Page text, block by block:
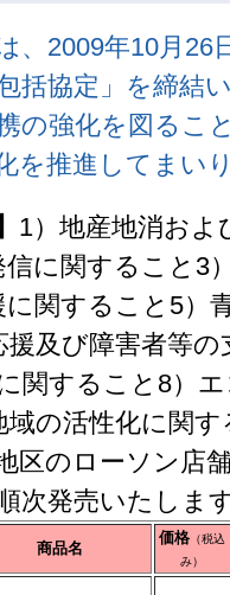
、2009年10月26
括協定」を締結
の強化を図るこ
を推進してまい
1）地産地消およ
信に関すること3
に関すること5）
援及び障害者等
関すること8）
域の活性化に関
区のローソン店
次発売いたしま
商品名
価格 （税込
み）